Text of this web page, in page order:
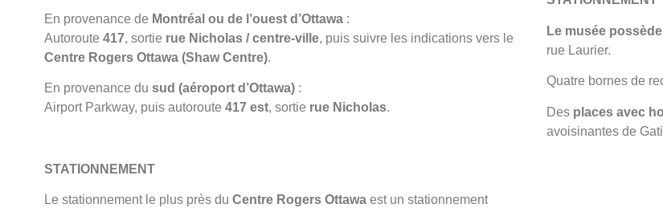
En provenance de Montréal ou de l’ouest d’Ottawa :
Autoroute 417, sortie rue Nicholas / centre-ville, puis suivre les indications vers le
Centre Rogers Ottawa (Shaw Centre).
En provenance du sud (aéroport d’Ottawa) :
Airport Parkway, puis autoroute 417 est, sortie rue Nicholas.
STATIONNEMENT
Le stationnement le plus près du Centre Rogers Ottawa est un stationnement
Le musée
rue Laurier.
Quatre bornes de
Des places avec
avoisinantes de